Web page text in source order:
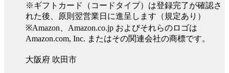
※ギフトカード（コードタイプ）は登録完了が確認さ
れた後、原則翌営業日に進呈します（規定あり）
※Amazon、Amazon.co.jp およびそれらのロゴは
Amazon.com, Inc. またはその関連会社の商標です。
大阪府 吹田市